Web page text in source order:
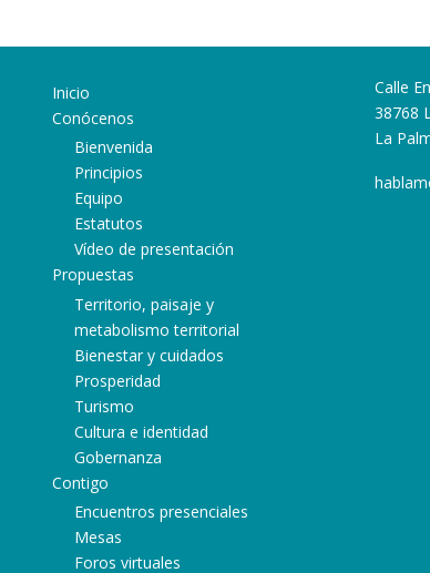
Inicio
Conócenos
Bienvenida
Principios
Equipo
Estatutos
Vídeo de presentación
Propuestas
Territorio, paisaje y
metabolismo territorial
Bienestar y cuidados
Prosperidad
Turismo
Cultura e identidad
Gobernanza
Contigo
Encuentros presenciales
Mesas
Foros virtuales
Calle
38768
La